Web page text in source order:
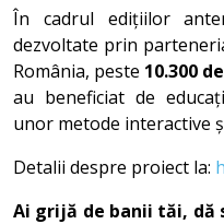
În cadrul edițiilor
dezvoltate prin
România, peste 10.300
au beneficiat de
unor metode interactive
Detalii despre proiect la:
Ai grijă de banii tăi,